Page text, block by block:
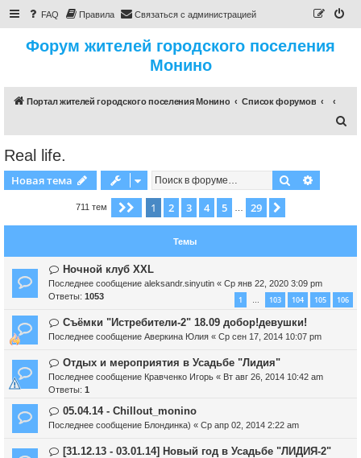
FAQ Правила Связаться с администрацией
Форум жителей городского поселения
Монино
Портал жителей городского поселения Монино
Список форумов
Real life.
Новая тема Поиск
711 тем Страница из 29
1 2 3 4 5 29
Темы
Ночной клуб XXL
Последнее сообщение aleksandr.sinyutin « Ср янв 22, 2020 3:09 pm
Ответы: 1053 1 … 103 104 105 106
Съёмки "Истребители-2" 18.09 добор!девушки!
Последнее сообщение Аверкина Юлия « Ср сен 17, 2014 10:07 pm
Отдых и мероприятия в Усадьбе "Лидия"
Последнее сообщение Кравченко Игорь « Вт авг 26, 2014 10:42 am
Ответы: 1
05.04.14 - Chillout_monino
Последнее сообщение Блондинка) « Ср апр 02, 2014 2:22 am
[31.12.13 - 03.01.14] Новый год в Усадьбе "ЛИДИЯ-2"